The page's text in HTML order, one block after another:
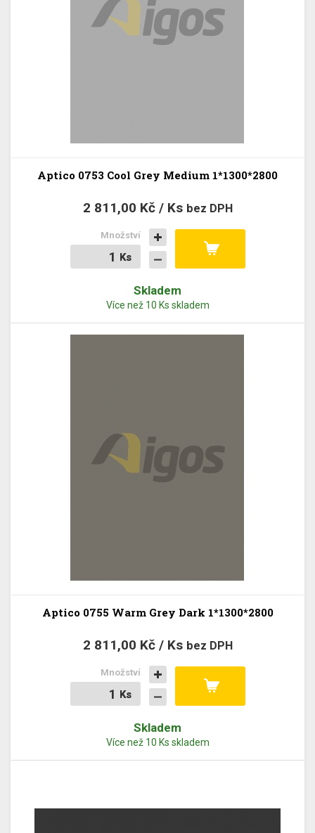
Aptico 0753 Cool Grey Medium 1*1300*2800
2 811,00 Kč / Ks bez DPH
Ks
Ks
Množství
Skladem
Více než 10 Ks skladem
Aptico 0755 Warm Grey Dark 1*1300*2800
2 811,00 Kč / Ks bez DPH
Ks
Ks
Množství
Skladem
Více než 10 Ks skladem